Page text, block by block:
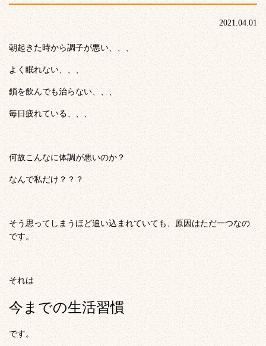
2021.04.01
朝起きた時から調子が悪い、、、
よく眠れない、、、
鎖を飲んでも治らない、、、
毎日疲れている、、、
何故こんなに体調が悪いのか？
なんで私だけ？？？
そう思ってしまうほど追い込まれていても、原因はただ一つなの
です。
それは
今までの生活習慣
です。